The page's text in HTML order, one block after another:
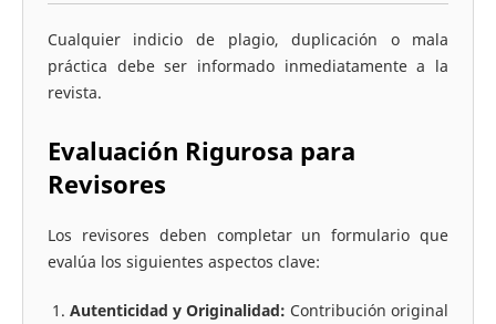
Cualquier indicio de plagio, duplicación o mala
práctica debe ser informado inmediatamente a la
revista.
Evaluación Rigurosa para
Revisores
Los revisores deben completar un formulario que
evalúa los siguientes aspectos clave:
Autenticidad y Originalidad: Contribución original